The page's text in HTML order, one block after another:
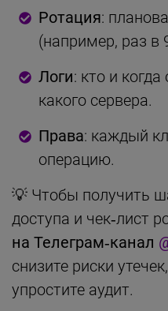
Ротация:
(например, раз в
Логи: кто и
какого сервера.
Права: каждый
операцию.
💡 Чтобы получить
доступа и чек‑лист
на Телеграм‑канал
снизите риски
упростите аудит.